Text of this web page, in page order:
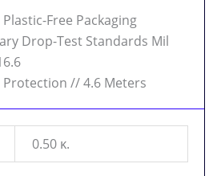
Plastic-Free Packaging
Drop-Test Standards Mil
Protection // 4.6 Meters
0.50 κ.